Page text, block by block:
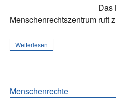
Das
Menschenrechtszentrum ruft
Weiterlesen
Menschenrechte